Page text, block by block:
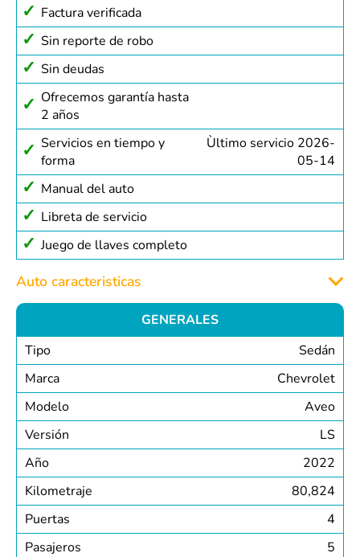
Factura verificada
Sin reporte de robo
Sin deudas
Ofrecemos garantía hasta
2 años
Servicios en tiempo y
forma
Ùltimo servicio 2026-
05-14
Manual del auto
Libreta de servicio
Juego de llaves completo
Auto caracteristicas
GENERALES
Tipo
Sedán
Marca
Chevrolet
Modelo
Aveo
Versión
LS
Año
2022
Kilometraje
80,824
Puertas
4
Pasajeros
5